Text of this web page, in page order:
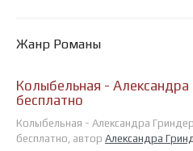
Жанр Романы
Колыбельная -
бесплатно
Колыбельная - Александра
бесплатно, автор Александра